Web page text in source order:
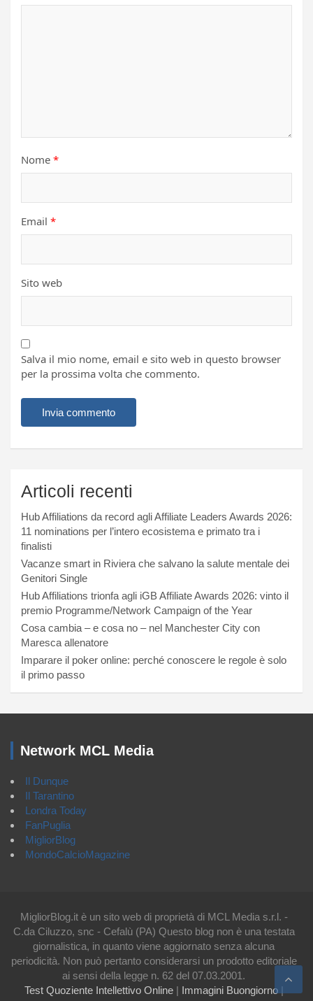
Nome *
Email *
Sito web
Salva il mio nome, email e sito web in questo browser
per la prossima volta che commento.
Articoli recenti
Hub Affiliations da record agli Affiliate Leaders Awards 2026:
11 nominations per l’intero ecosistema e primato tra i
finalisti
Vacanze smart in Riviera che salvano la salute mentale dei
Genitori Single
Hub Affiliations trionfa agli iGB Affiliate Awards 2026: vinto il
premio Programme/Network Campaign of the Year
Cosa cambia – e cosa no – nel Manchester City con
Maresca allenatore
Imparare il poker online: perché conoscere le regole è solo
il primo passo
Network MCL Media
Il Dunque
Il Tarantino
Londra Today
FanPuglia
MigliorBlog
MondoCalcioMagazine
MigliorBlog.it è un sito web di proprietà di MCL Media s.r.l. -
C.da Ciluzzo, snc - Cefalù (PA) Questo blog non è una testata
giornalistica, in quanto viene aggiornato senza alcuna
periodicità. Non può pertanto considerarsi un prodotto editoriale
ai sensi della legge n. 62 del 07.03.2001.
Test Quoziente Intellettivo Online| Immagini Buongiorno|